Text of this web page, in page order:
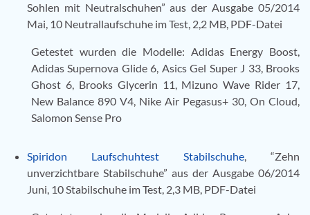
Sohlen mit Neutralschuhen” aus der Ausgabe 05/2014
Mai, 10 Neutrallaufschuhe im Test, 2,2 MB, PDF-Datei
Getestet wurden die Modelle: Adidas Energy Boost,
Adidas Supernova Glide 6, Asics Gel Super J 33, Brooks
Ghost 6, Brooks Glycerin 11, Mizuno Wave Rider 17,
New Balance 890 V4, Nike Air Pegasus+ 30, On Cloud,
Salomon Sense Pro
Spiridon Laufschuhtest Stabilschuhe, “Zehn
unverzichtbare Stabilschuhe” aus der Ausgabe 06/2014
Juni, 10 Stabilschuhe im Test, 2,3 MB, PDF-Datei